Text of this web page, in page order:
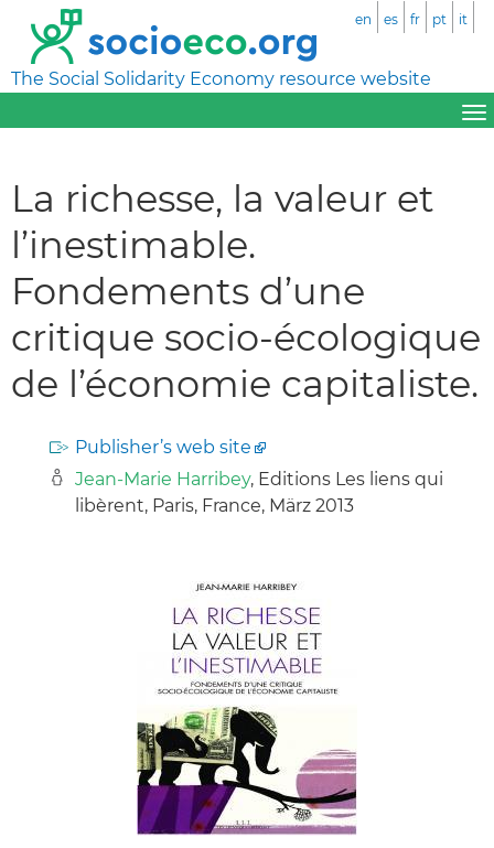
The Social Solidarity Economy resource website
en es fr pt it
La richesse, la valeur et
l’inestimable.
Fondements d’une
critique socio-écologique
de l’économie capitaliste.
Publisher’s web site
Jean-Marie Harribey, Editions Les liens qui
libèrent, Paris, France, März 2013